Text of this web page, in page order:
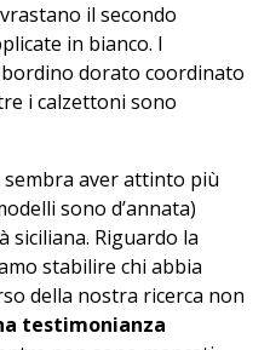
il secondo
in bianco. I
dorato coordinato
i calzettoni sono
sembra aver attinto più
sono d’annata)
siciliana. Riguardo la
stabilire chi abbia
della nostra ricerca non
testimonianza